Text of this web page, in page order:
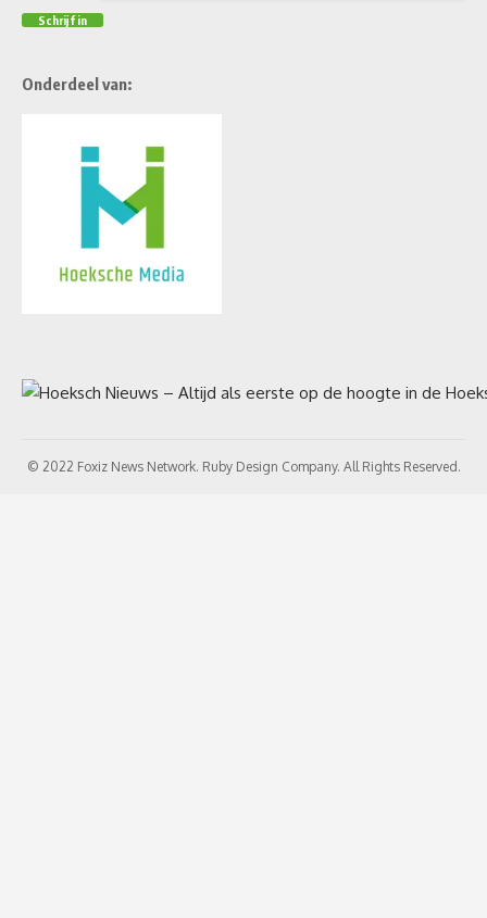
Onderdeel van:
© 2022 Foxiz News Network. Ruby Design Company. All Rights Reserved.